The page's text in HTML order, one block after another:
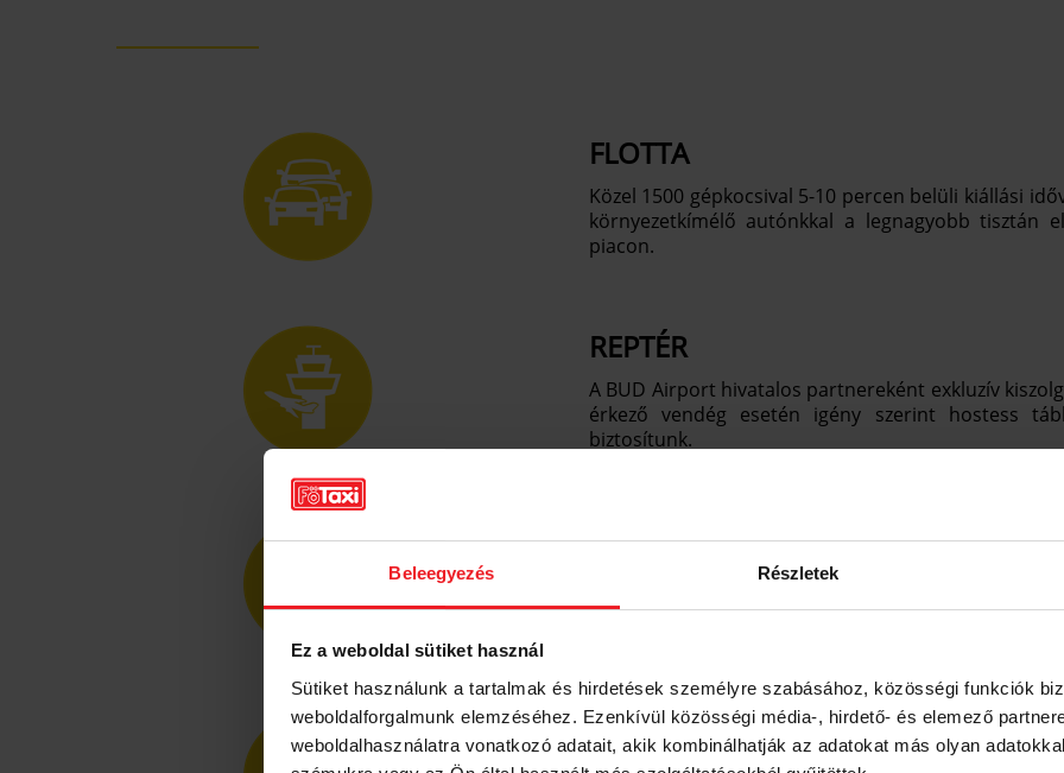
Beleegyezés Részletek
Ez a weboldal sütiket használ
Sütiket használunk a tartalmak és hirdetések személyre szabásához, közösségi funkciók
weboldalforgalmunk elemzéséhez. Ezenkívül közösségi média-, hirdető- és elemező
weboldalhasználatra vonatkozó adatait, akik kombinálhatják az adatokat más olyan
FLOTTA
Közel 1500 gépkocsival 5-10 percen belüli kiállási
környezetkímélő autónkkal a legnagyobb tisztán
piacon.
REPTÉR
A BUD Airport hivatalos partnereként exkluzív
érkező vendég esetén igény szerint hostess
biztosítunk.
MUNKATÁRSAK
Az autók kifogástalan állapota mellett a magas
rendelkező,felkészült, tapasztalt, idegen nyelvet
RENDEZVÉNYEK